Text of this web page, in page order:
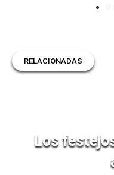
RELACIONADAS
Los